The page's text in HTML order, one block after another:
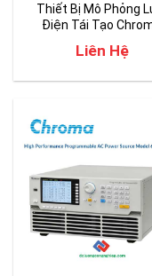
Thiết Bị Mô Phỏng
Điện Tái Tạo
Liên Hệ